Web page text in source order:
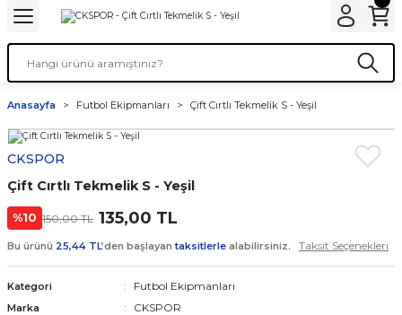
Anasayfa Futbol Ekipmanları Çift Cırtlı Tekmelik S - Yeşil
CKSPOR
Çift Cırtlı Tekmelik S - Yeşil
%10 150,00 TL 135,00 TL
Bu ürünü 25,44 TL’den başlayantaksitlerle alabilirsiniz. Taksit Seçenekleri
Kategori Futbol Ekipmanları
Marka CKSPOR